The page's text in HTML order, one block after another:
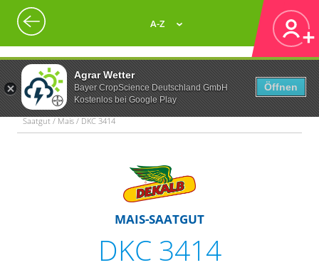
Agrar Wetter
Bayer CropScience Deutschland GmbH
Kostenlos bei Google Play
Öffnen
A-Z
Saatgut / Mais / DKC 3414
MAIS-SAATGUT
DKC 3414